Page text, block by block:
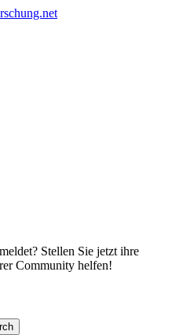
Stellen Sie jetzt ihre
Community helfen!